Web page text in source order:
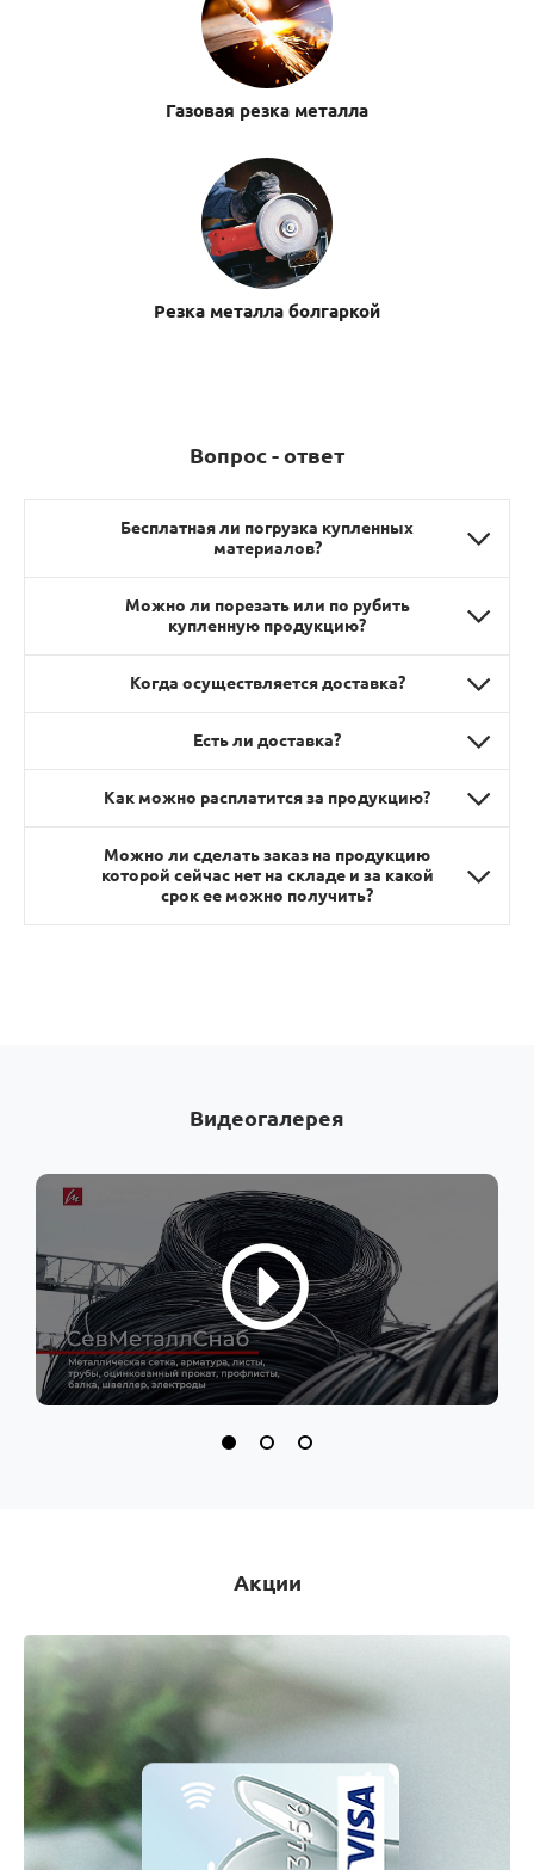
Газовая резка металла
Резка металла болгаркой
Вопрос - ответ
Бесплатная ли погрузка купленных
материалов?
Можно ли порезать или по рубить
купленную продукцию?
Когда осуществляется доставка?
Есть ли доставка?
Как можно расплатится за продукцию?
Можно ли сделать заказ на продукцию
которой сейчас нет на складе и за какой
срок ее можно получить?
Видеогалерея
Акции